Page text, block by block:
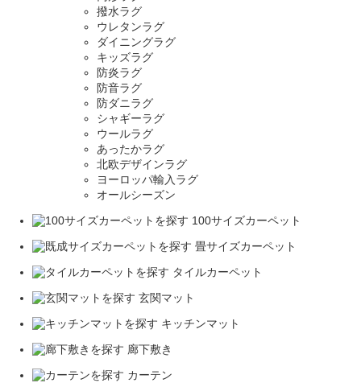
撥水ラグ
ウレタンラグ
ダイニングラグ
キッズラグ
防炎ラグ
防音ラグ
防ダニラグ
シャギーラグ
ウールラグ
あったかラグ
北欧デザインラグ
ヨーロッパ輸入ラグ
オールシーズン
100サイズカーペット
畳サイズカーペット
タイルカーペット
玄関マット
キッチンマット
廊下敷き
カーテン